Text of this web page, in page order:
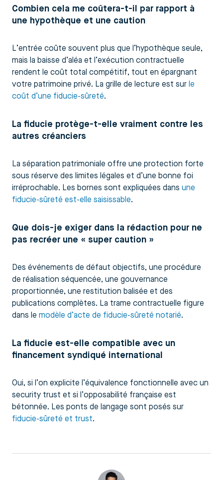
Combien cela me coûtera-t-il par rapport à
une hypothèque et une caution
L’entrée coûte souvent plus que l’hypothèque seule,
mais la baisse d’aléa et l’exécution contractuelle
rendent le coût total compétitif, tout en épargnant
votre patrimoine privé. La grille de lecture est sur le
coût d’une fiducie-sûreté.
La fiducie protège-t-elle vraiment contre les
autres créanciers
La séparation patrimoniale offre une protection forte
sous réserve des limites légales et d’une bonne foi
irréprochable. Les bornes sont expliquées dans une
fiducie-sûreté est-elle saisissable.
Que dois-je exiger dans la rédaction pour ne
pas recréer une « super caution »
Des événements de défaut objectifs, une procédure
de réalisation séquencée, une gouvernance
proportionnée, une restitution balisée et des
publications complètes. La trame contractuelle figure
dans le modèle d’acte de fiducie-sûreté notarié.
La fiducie est-elle compatible avec un
financement syndiqué international
Oui, si l’on explicite l’équivalence fonctionnelle avec un
security trust et si l’opposabilité française est
bétonnée. Les ponts de langage sont posés sur
fiducie-sûreté et trust.